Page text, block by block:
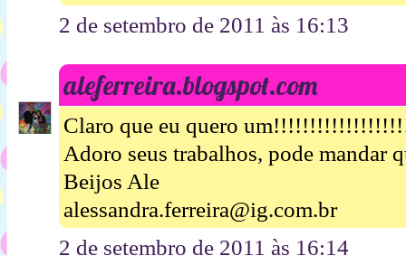
2 de setembro de 2011 às 16:13
aleferreira.blogspot.com
Claro que eu quero
Adoro seus trabalhos, pode mandar
Beijos Ale
alessandra.ferreira@ig.com.br
2 de setembro de 2011 às 16:14